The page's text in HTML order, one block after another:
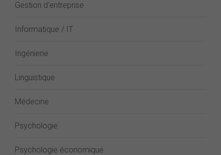
Gestion d'entreprise
Informatique / IT
Ingénierie
Linguistique
Médecine
Psychologie
Psychologie économique